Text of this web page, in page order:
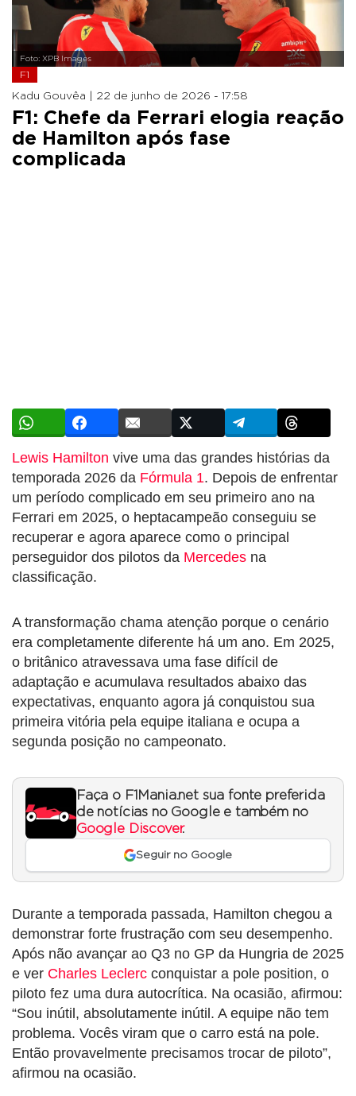
Foto: XPB Images
F1
Kadu Gouvêa | 22 de junho de 2026 - 17:58
F1: Chefe da Ferrari elogia reação
de Hamilton após fase
complicada
Lewis Hamilton vive uma das grandes histórias da
temporada 2026 da Fórmula 1. Depois de enfrentar
um período complicado em seu primeiro ano na
Ferrari em 2025, o heptacampeão conseguiu se
recuperar e agora aparece como o principal
perseguidor dos pilotos da Mercedes na
classificação.
A transformação chama atenção porque o cenário
era completamente diferente há um ano. Em 2025,
o britânico atravessava uma fase difícil de
adaptação e acumulava resultados abaixo das
expectativas, enquanto agora já conquistou sua
primeira vitória pela equipe italiana e ocupa a
segunda posição no campeonato.
Faça o F1Mania.net sua fonte preferida
de notícias no Google e também no
Google Discover.
Seguir no Google
Durante a temporada passada, Hamilton chegou a
demonstrar forte frustração com seu desempenho.
Após não avançar ao Q3 no GP da Hungria de 2025
e ver Charles Leclerc conquistar a pole position, o
piloto fez uma dura autocrítica. Na ocasião, afirmou:
“Sou inútil, absolutamente inútil. A equipe não tem
problema. Vocês viram que o carro está na pole.
Então provavelmente precisamos trocar de piloto”,
afirmou na ocasião.